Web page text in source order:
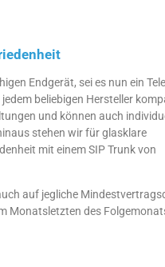
Endgerät, sei es nun ein
beliebigen Hersteller
und können auch
stehen wir für glasklare
mit einem SIP Trunk von
auf jegliche
Monatsletzten des